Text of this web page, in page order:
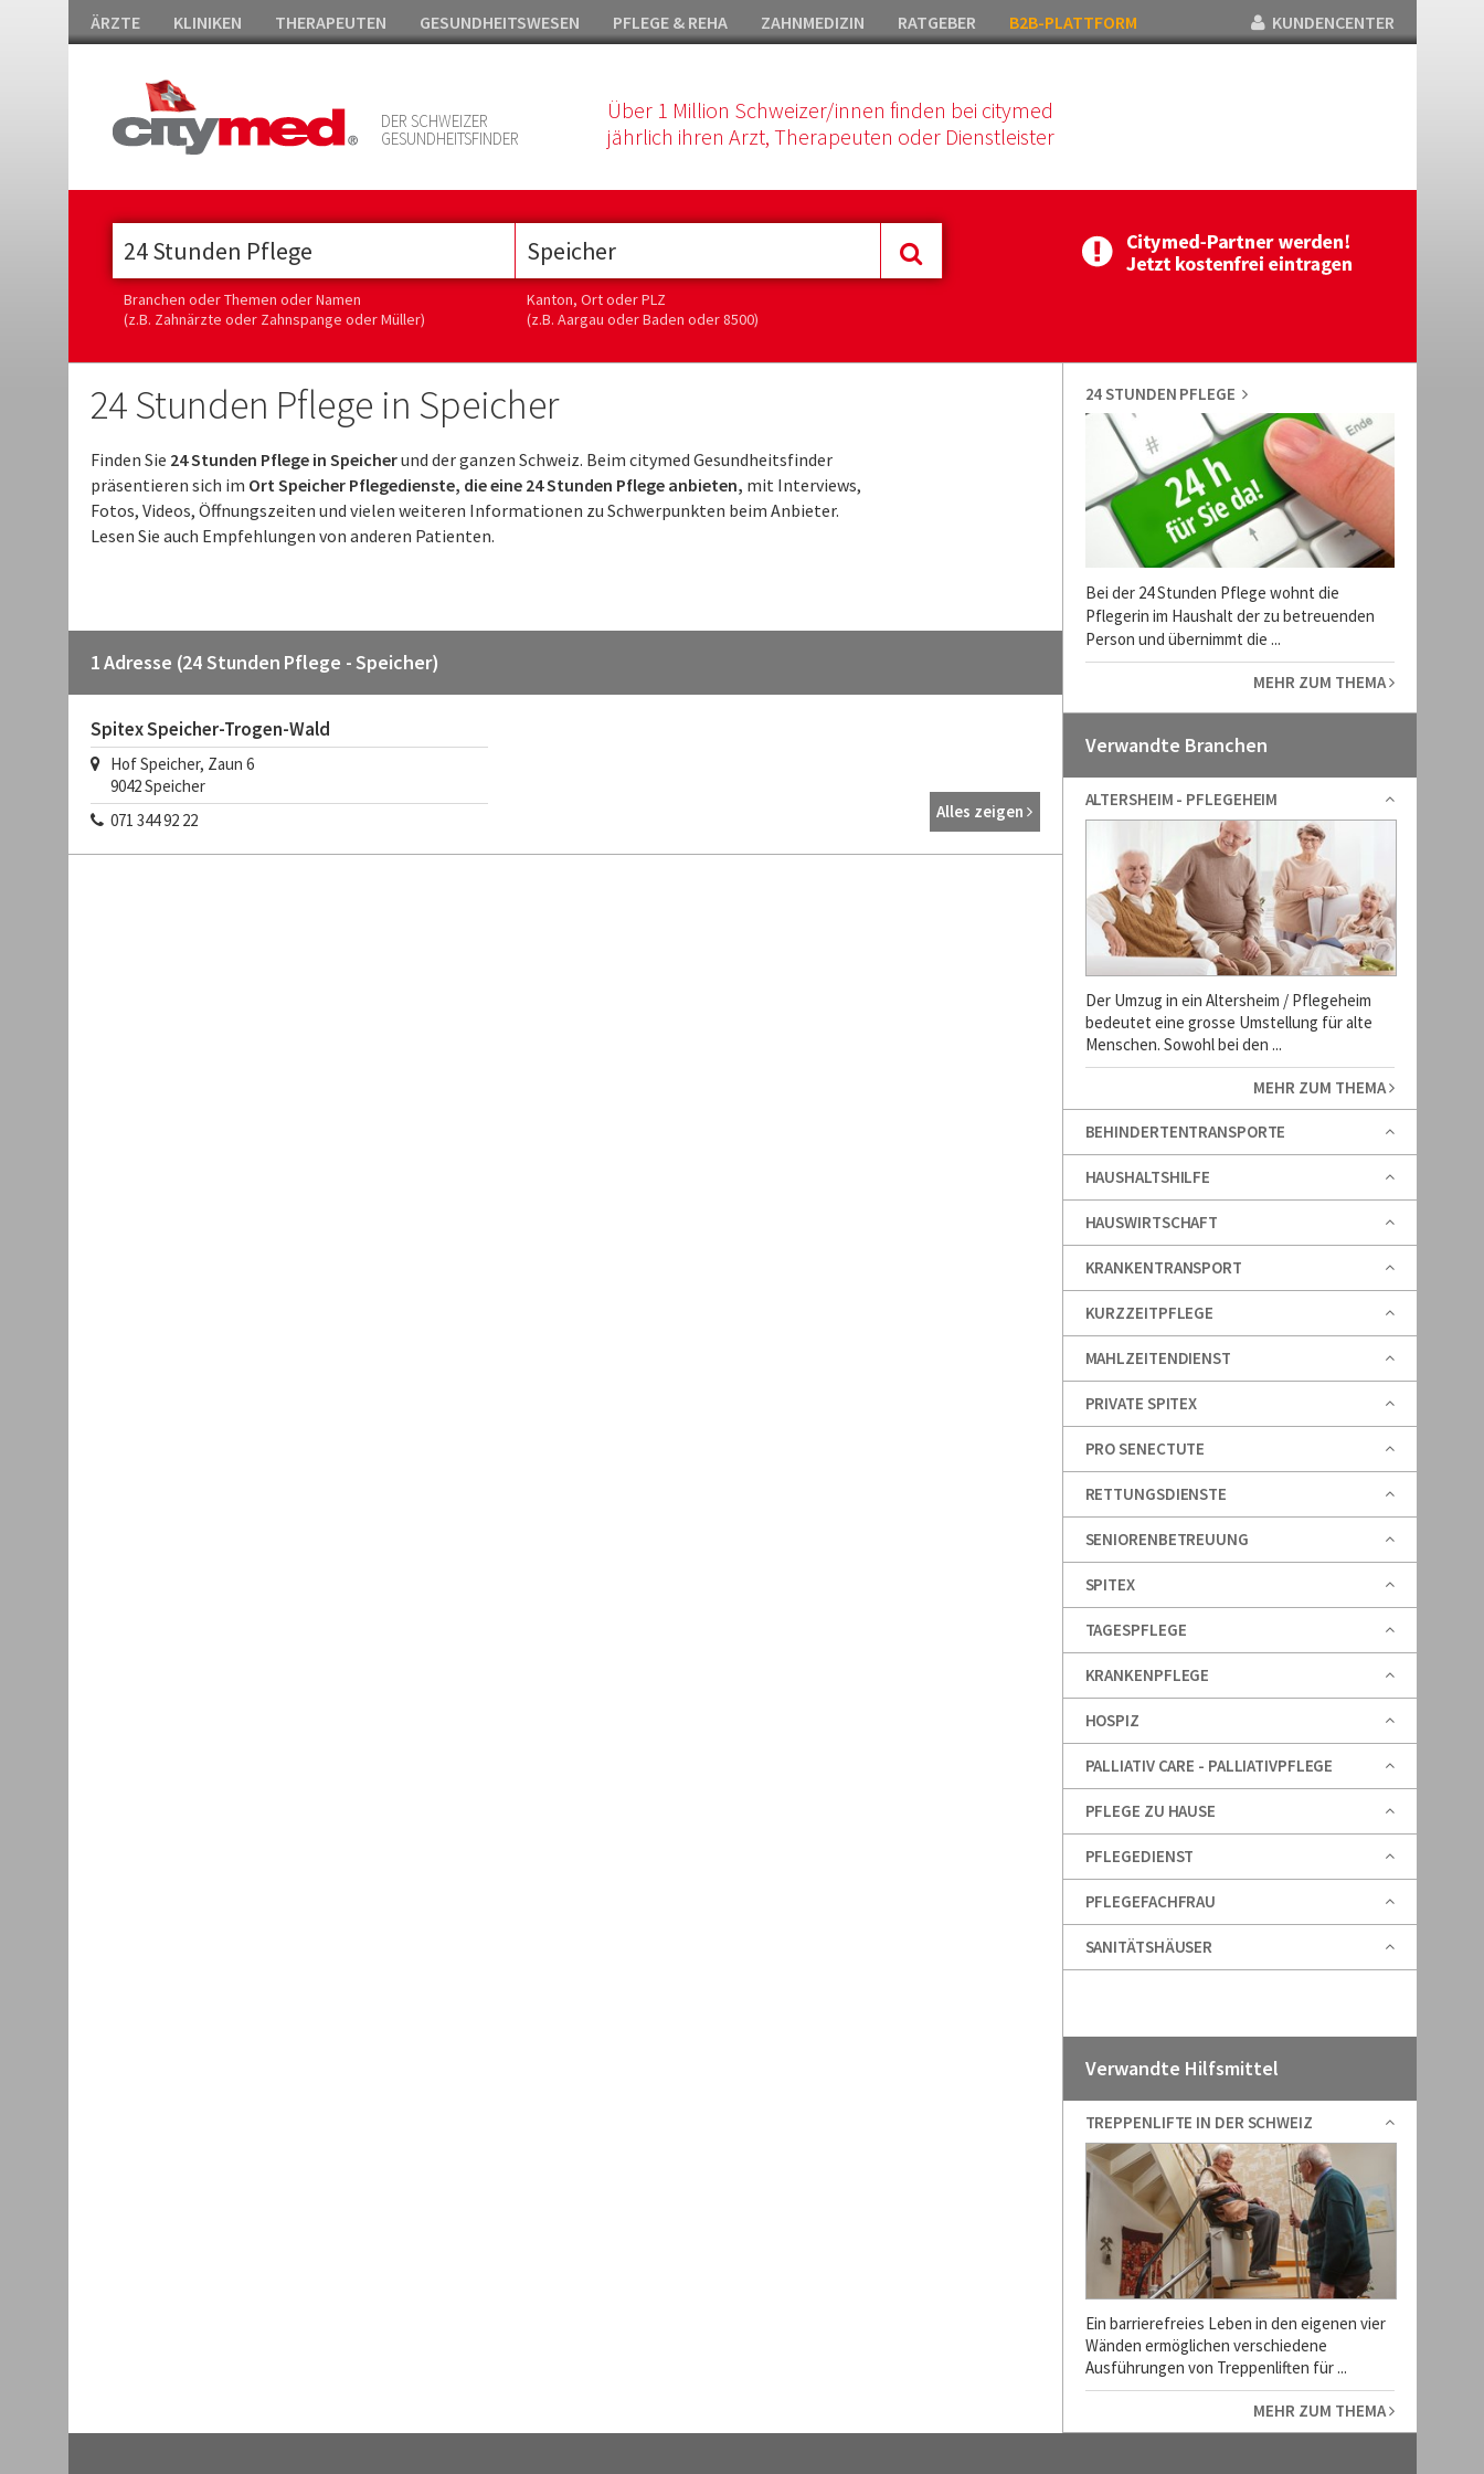
ÄRZTE KLINIKEN THERAPEUTEN GESUNDHEITSWESEN PFLEGE & REHA ZAHNMEDIZIN RATGEBER B2B-PLATTFORM KUNDENCENTER
DER SCHWEIZER
GESUNDHEITSFINDER
Über 1 Million Schweizer/innen finden bei citymed
jährlich ihren Arzt, Therapeuten oder Dienstleister
Branchen oder Themen oder Namen
(z.B. Zahnärzte oder Zahnspange oder Müller)
Kanton, Ort oder PLZ
(z.B. Aargau oder Baden oder 8500)
24 Stunden Pflege in Speicher
Finden Sie 24 Stunden Pflege in Speicherund der ganzen Schweiz. Beim citymed Gesundheitsfinder
präsentieren sich im Ort Speicher Pflegedienste, die eine 24 Stunden Pflege anbieten, mit Interviews,
Fotos, Videos, Öffnungszeiten und vielen weiteren Informationen zu Schwerpunkten beim Anbieter.
Lesen Sie auch Empfehlungen von anderen Patienten.
1 Adresse (24 Stunden Pflege - Speicher)
Spitex Speicher-Trogen-Wald
Hof Speicher, Zaun 6
9042Speicher
071 344 92 22
Alles zeigen
24 STUNDEN PFLEGE
Bei der 24 Stunden Pflege wohnt die
Pflegerin im Haushalt der zu betreuenden
Person und übernimmt die ...
MEHR ZUM THEMA
Verwandte Branchen
ALTERSHEIM - PFLEGEHEIM
Der Umzug in ein Altersheim / Pflegeheim
bedeutet eine grosse Umstellung für alte
Menschen. Sowohl bei den ...
MEHR ZUM THEMA
BEHINDERTENTRANSPORTE
HAUSHALTSHILFE
HAUSWIRTSCHAFT
KRANKENTRANSPORT
KURZZEITPFLEGE
MAHLZEITENDIENST
PRIVATE SPITEX
PRO SENECTUTE
RETTUNGSDIENSTE
SENIORENBETREUUNG
SPITEX
TAGESPFLEGE
KRANKENPFLEGE
HOSPIZ
PALLIATIV CARE - PALLIATIVPFLEGE
PFLEGE ZU HAUSE
PFLEGEDIENST
PFLEGEFACHFRAU
SANITÄTSHÄUSER
Verwandte Hilfsmittel
TREPPENLIFTE IN DER SCHWEIZ
Ein barrierefreies Leben in den eigenen vier
Wänden ermöglichen verschiedene
Ausführungen von Treppenliften für ...
MEHR ZUM THEMA